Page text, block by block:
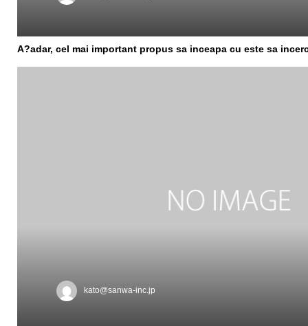
A?adar, cel mai important propus sa inceapa cu este sa
kato@sanwa-inc.jp